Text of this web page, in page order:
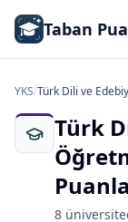
Taban
YKS/Türk Dili ve
Türk
8